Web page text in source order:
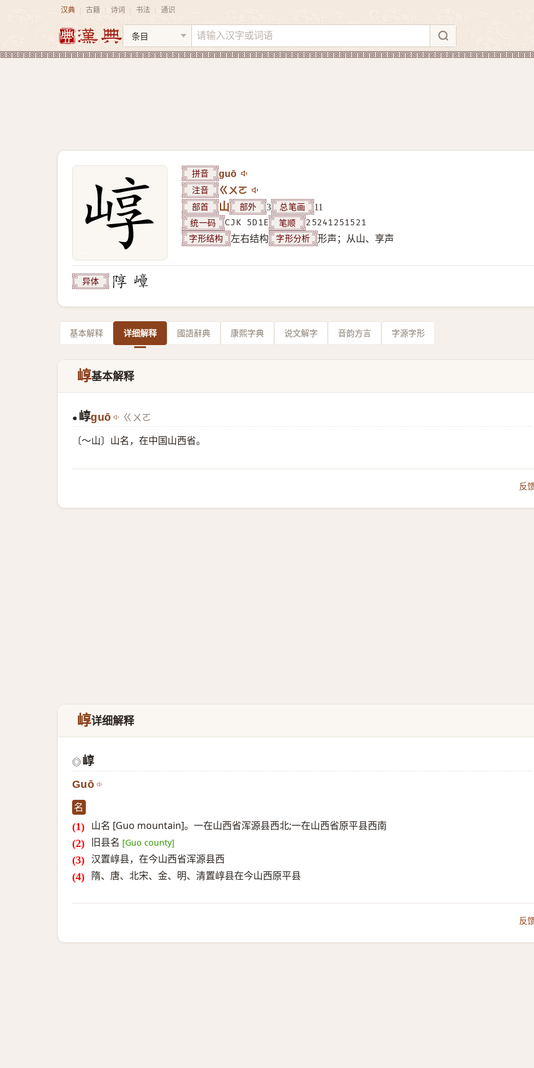
汉典 古籍 诗词 书法 通识
拼音 guō
注音 ㄍㄨㄛ
部首 山 部外 3 总笔画 11
统一码 CJK 5D1E 笔顺 25241251521
字形结构 左右结构 字形分析 形声；从山、享声
异体
基本解释 详细解释 國語辭典 康熙字典 说文解字 音韵方言 字源字形
崞基本解释
● 崞guō ㄍㄨㄛ
〔～山〕山名，在中国山西省。
反
崞详细解释
◎崞
Guō
名
山名 [Guo mountain]。一在山西省浑源县西北;一在山西省原平县西南
旧县名 [Guo county]
汉置崞县，在今山西省浑源县西
隋、唐、北宋、金、明、清置崞县在今山西原平县
反